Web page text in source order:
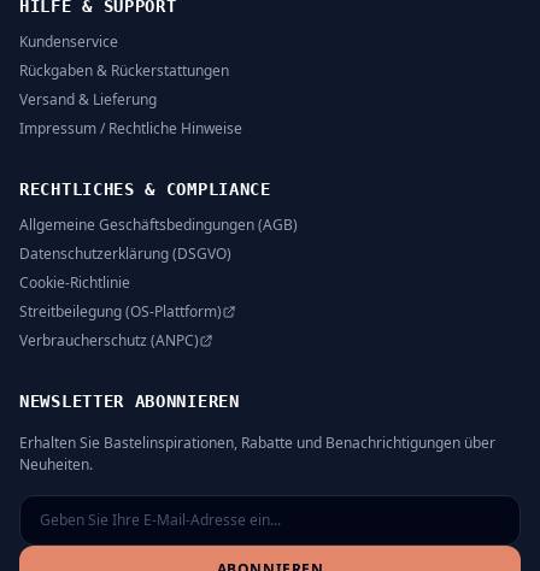
HILFE & SUPPORT
Kundenservice
Rückgaben & Rückerstattungen
Versand & Lieferung
Impressum / Rechtliche Hinweise
RECHTLICHES & COMPLIANCE
Allgemeine Geschäftsbedingungen (AGB)
Datenschutzerklärung (DSGVO)
Cookie-Richtlinie
Streitbeilegung (OS-Plattform)
Verbraucherschutz (ANPC)
NEWSLETTER ABONNIEREN
Erhalten Sie Bastelinspirationen, Rabatte und Benachrichtigungen über
Neuheiten.